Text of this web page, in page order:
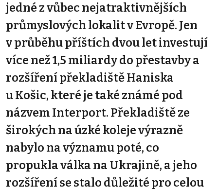
jedné z vůbec nejatraktivnějších
průmyslových lokalit v Evropě. Jen
v průběhu příštích dvou let investují
více než 1,5 miliardy do přestavby a
rozšíření překladiště Haniska
u Košic, které je také známé pod
názvem Interport. Překladiště ze
širokých na úzké koleje výrazně
nabylo na významu poté, co
propukla válka na Ukrajině, a jeho
rozšíření se stalo důležité pro celou